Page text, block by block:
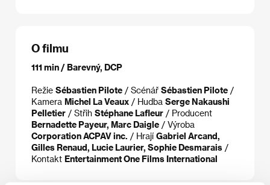
O filmu
111 min / Barevný, DCP
Režie Sébastien Pilote / Scénář Sébastien Pilote /
Kamera Michel La Veaux / Hudba Serge Nakaushi
Pelletier / Střih Stéphane Lafleur / Producent
Bernadette Payeur, Marc Daigle / Výroba
Corporation ACPAV inc. / Hrají Gabriel Arcand,
Gilles Renaud, Lucie Laurier, Sophie Desmarais /
Kontakt Entertainment One Films International